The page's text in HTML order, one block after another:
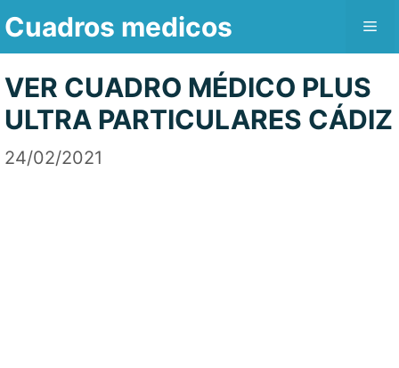
Saltar
contenido
Cuadros medicos
VER CUADRO MÉDICO PLUS
ULTRA PARTICULARES CÁDIZ
24/02/2021